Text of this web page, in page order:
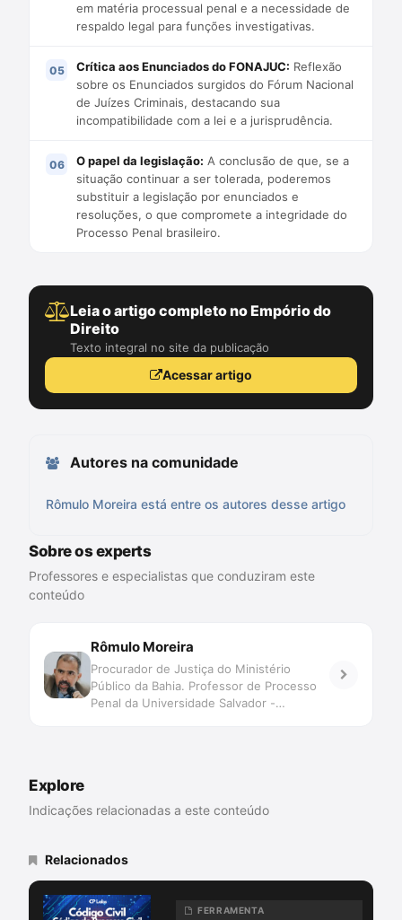
em matéria processual penal e a necessidade de
respaldo legal para funções investigativas.
Crítica aos Enunciados do FONAJUC: Reflexão
sobre os Enunciados surgidos do Fórum Nacional
de Juízes Criminais, destacando sua
incompatibilidade com a lei e a jurisprudência.
O papel da legislação: A conclusão de que, se a
situação continuar a ser tolerada, poderemos
substituir a legislação por enunciados e
resoluções, o que compromete a integridade do
Processo Penal brasileiro.
Leia o artigo completo no Empório do
Direito
Texto integral no site da publicação
Acessar artigo
Autores na comunidade
Rômulo Moreira está entre os autores desse artigo
Sobre os experts
Professores e especialistas que conduziram este
conteúdo
Rômulo Moreira
Procurador de Justiça do Ministério
Público da Bahia. Professor de Processo
Penal da Universidade Salvador -
Explore
Indicações relacionadas a este conteúdo
Relacionados
FERRAMENTA